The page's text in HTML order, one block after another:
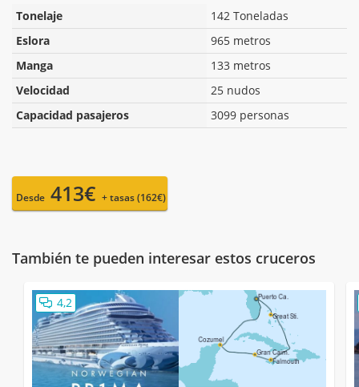
Tonelaje
142 Toneladas
Eslora
965 metros
Manga
133 metros
Velocidad
25 nudos
Capacidad pasajeros
3099 personas
Desde 413€ + tasas (162€)
También te pueden interesar estos cruceros
4,2